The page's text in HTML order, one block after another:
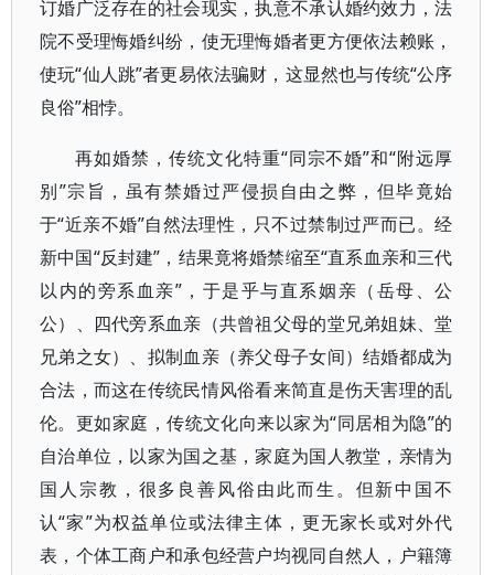
订婚广泛存在的社会现实，执意不承认婚约效力，法
院不受理悔婚纠纷，使无理悔婚者更方便依法赖账，
使玩“仙人跳”者更易依法骗财，这显然也与传统“公序
良俗”相悖。
再如婚禁，传统文化特重“同宗不婚”和“附远厚
别”宗旨，虽有禁婚过严侵损自由之弊，但毕竟始
于“近亲不婚”自然法理性，只不过禁制过严而已。经
新中国“反封建”，结果竟将婚禁缩至“直系血亲和三代
以内的旁系血亲”，于是乎与直系姻亲（岳母、公
公）、四代旁系血亲（共曾祖父母的堂兄弟姐妹、堂
兄弟之女）、拟制血亲（养父母子女间）结婚都成为
合法，而这在传统民情风俗看来简直是伤天害理的乱
伦。更如家庭，传统文化向来以家为“同居相为隐”的
自治单位，以家为国之基，家庭为国人教堂，亲情为
国人宗教，很多良善风俗由此而生。但新中国不
认“家”为权益单位或法律主体，更无家长或对外代
表，个体工商户和承包经营户均视同自然人，户籍簿